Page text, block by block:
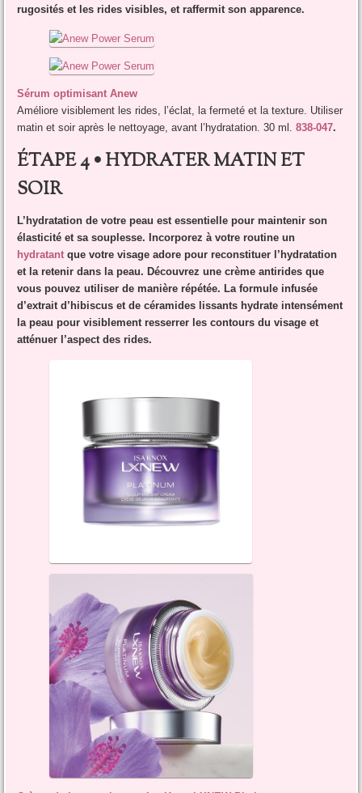
rugosités et les rides visibles, et raffermit son apparence.
Sérum optimisant Anew
Améliore visiblement les rides, l’éclat, la fermeté et la texture. Utiliser
matin et soir après le nettoyage, avant l’hydratation. 30 ml.838-047.
ÉTAPE 4 • HYDRATER MATIN ET
SOIR
L’hydratation de votre peau est essentielle pour maintenir son
élasticité et sa souplesse. Incorporez à votre routine un
hydratant que votre visage adore pour reconstituer l’hydratation
et la retenir dans la peau. Découvrez une crème antirides que
vous pouvez utiliser de manière répétée. La formule infusée
d’extrait d’hibiscus et de céramides lissants hydrate intensément
la peau pour visiblement resserrer les contours du visage et
atténuer l’aspect des rides.